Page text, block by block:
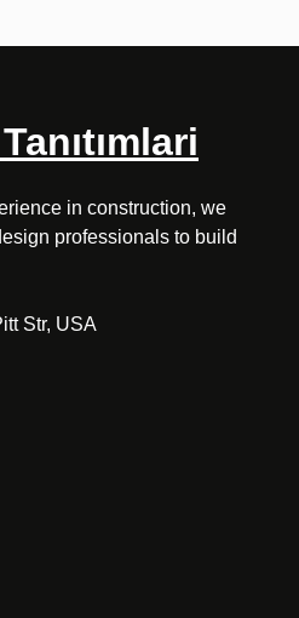
in construction, we
professionals to build
Str, USA